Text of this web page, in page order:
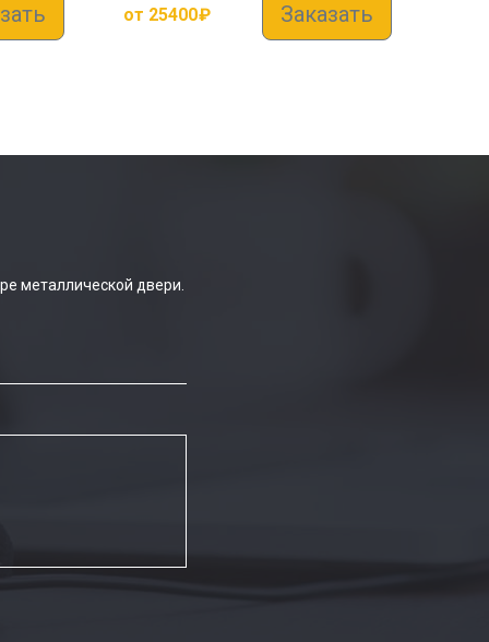
от 25400₽ Заказать
металлической двери.